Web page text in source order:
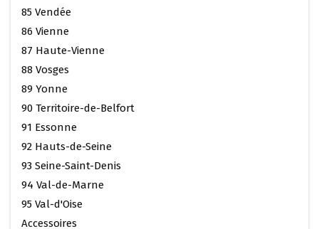
85 Vendée
86 Vienne
87 Haute-Vienne
88 Vosges
89 Yonne
90 Territoire-de-Belfort
91 Essonne
92 Hauts-de-Seine
93 Seine-Saint-Denis
94 Val-de-Marne
95 Val-d'Oise
Accessoires